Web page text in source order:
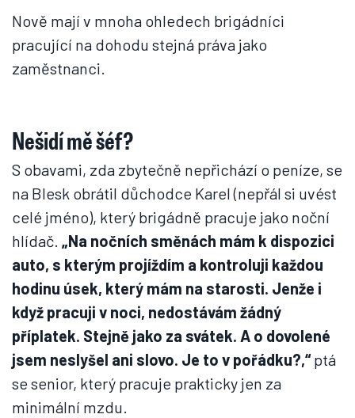
Nově mají v mnoha ohledech brigádníci
pracující na dohodu stejná práva jako
zaměstnanci.
Nešidí mě šéf?
S obavami, zda zbytečně nepřichází o peníze, se
na Blesk obrátil důchodce Karel (nepřál si uvést
celé jméno), který brigádně pracuje jako noční
hlídač. „Na nočních směnách mám k dispozici
auto, s kterým projíždím a kontroluji každou
hodinu úsek, který mám na starosti. Jenže i
když pracuji v noci, nedostávám žádný
příplatek. Stejně jako za svátek. A o dovolené
jsem neslyšel ani slovo. Je to v pořádku?,“ptá
se senior, který pracuje prakticky jen za
minimální mzdu.